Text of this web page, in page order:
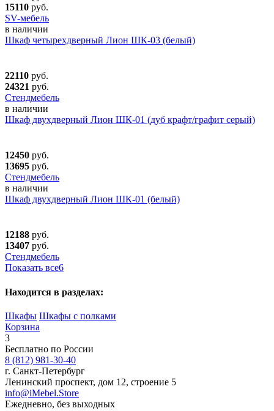
15110 руб.
SV-мебель
в наличии
Шкаф четырехдверный Лион ШК-03 (белый)
22110 руб.
24321 руб.
Стендмебель
в наличии
Шкаф двухдверный Лион ШК-01 (дуб крафт/графит серый)
12450 руб.
13695 руб.
Стендмебель
в наличии
Шкаф двухдверный Лион ШК-01 (белый)
12188 руб.
13407 руб.
Стендмебель
Показать все6
Находится в разделах:
Шкафы Шкафы с полками
Корзина
3
Бесплатно по России
8 (812) 981-30-40
г. Санкт-Петербург
Ленинский проспект, дом 12, строение 5
info@iMebel.Store
Ежедневно, без выходных